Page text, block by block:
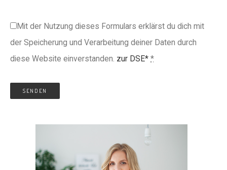
Mit der Nutzung dieses Formulars erklärst du dich mit
der Speicherung und Verarbeitung deiner Daten durch
diese Website einverstanden. zur DSE* *